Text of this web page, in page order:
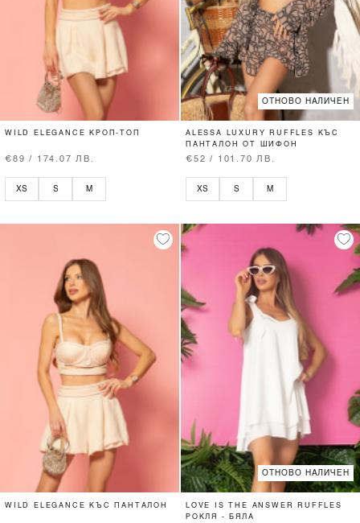
WILD ELEGANCE КРОП-ТОП
€89 / 174.07 ЛВ.
XS S M
ОТНОВО НАЛИЧЕН
ALESSA LUXURY RUFFLES КЪС
ПАНТАЛОН ОТ ШИФОН
€52 / 101.70 ЛВ.
XS S M
WILD ELEGANCE КЪС ПАНТАЛОН
ОТНОВО НАЛИЧЕН
LOVE IS THE ANSWER RUFFLES
РОКЛЯ - БЯЛА